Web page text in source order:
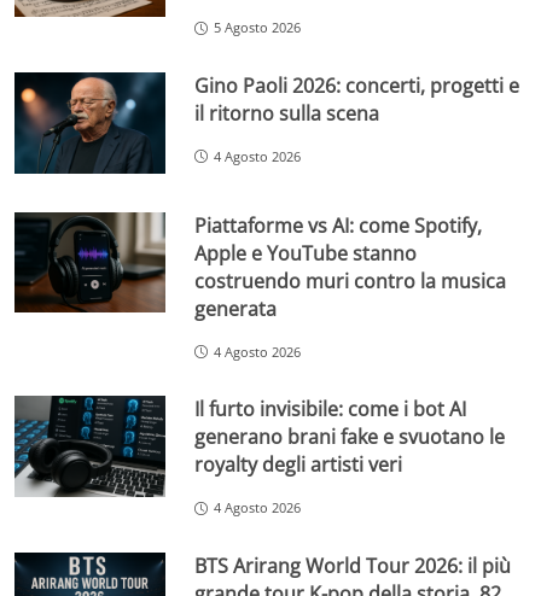
5 Agosto 2026
Gino Paoli 2026: concerti, progetti e
il ritorno sulla scena
4 Agosto 2026
Piattaforme vs AI: come Spotify,
Apple e YouTube stanno
costruendo muri contro la musica
generata
4 Agosto 2026
Il furto invisibile: come i bot AI
generano brani fake e svuotano le
royalty degli artisti veri
4 Agosto 2026
BTS Arirang World Tour 2026: il più